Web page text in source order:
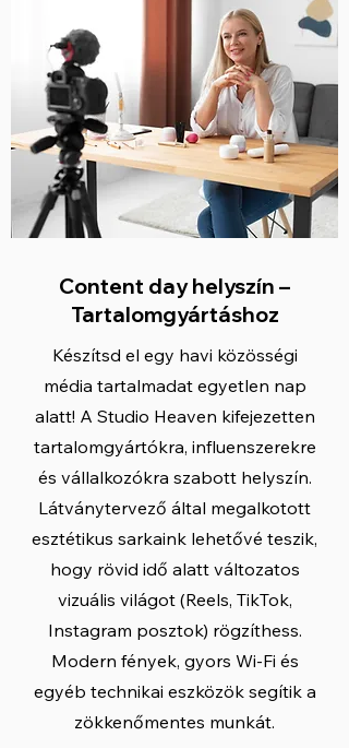
Content day helyszín –
Tartalomgyártáshoz
Készítsd el egy havi közösségi
média tartalmadat egyetlen nap
alatt! A Studio Heaven kifejezetten
tartalomgyártókra, influenszerekre
és vállalkozókra szabott helyszín.
Látványtervező által megalkotott
esztétikus sarkaink lehetővé teszik,
hogy rövid idő alatt változatos
vizuális világot (Reels, TikTok,
Instagram posztok) rögzíthess.
Modern fények, gyors Wi-Fi és
egyéb technikai eszközök segítik a
zökkenőmentes munkát.